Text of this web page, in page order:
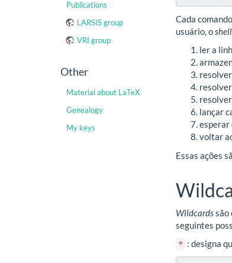
Publications
LARSIS group
VRI group
Other
Material about LaTeX
Genealogy
My keys
Cada
usuário, o shell
ler a
resolver
lançar
esperar
voltar
Essas ações
Wildcardssão
seguintes
* : designa